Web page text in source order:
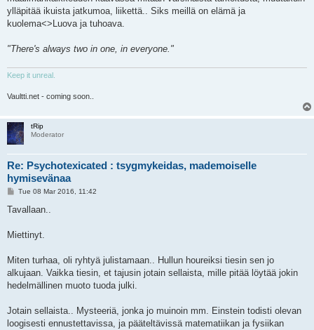
ylläpitää ikuista jatkumoa, liikettä.. Siks meillä on elämä ja
kuolema<>Luova ja tuhoava.
"There's always two in one, in everyone."
Keep it unreal.
Vaultti.net - coming soon..
tRip
Moderator
Re: Psychotexicated : tsygmykeidas, mademoiselle
hymisevänaa
P
s
Tue 08 Mar 2016, 11:42
Tavallaan..
Miettinyt.
Miten turhaa, oli ryhtyä julistamaan.. Hullun houreiksi tiesin sen jo
alkujaan. Vaikka tiesin, et tajusin jotain sellaista, mille pitää löytää jokin
hedelmällinen muoto tuoda julki.
Jotain sellaista.. Mysteeriä, jonka jo muinoin mm. Einstein todisti olevan
loogisesti ennustettavissa, ja pääteltävissä matematiikan ja fysiikan